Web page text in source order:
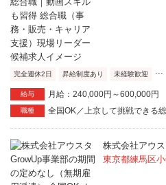
完全週休2日 昇給制度あり 未経験歓迎
給与 月給：240,000円～600,000円
職種 全国OK／上京して挑戦できる
株式会社アウ
東京都練馬区